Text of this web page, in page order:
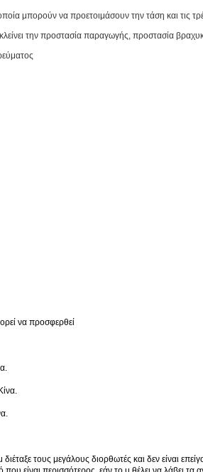
μπορούν να προετοιμάσουν την τάση και τις
την προστασία παραγωγής, προστασία
να προσφερθεί
τους μεγάλους διορθωτές και δεν είναι